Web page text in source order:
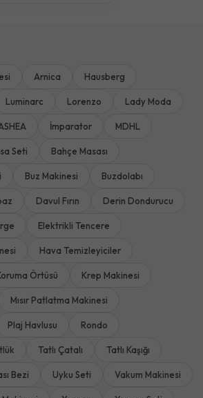
Arnica Hausberg
Luminarc Lorenzo Lady Moda
İmparator MDHL
Seti Bahçe Masası
Buz Makinesi Buzdolabı
Davul Fırın Derin Dondurucu
Elektrikli Tencere
Hava Temizleyiciler
Örtüsü Krep Makinesi
Mısır Patlatma Makinesi
Plaj Havlusu Rondo
Tatlı Çatalı Tatlı Kaşığı
Bezi Uyku Seti Vakum Makinesi